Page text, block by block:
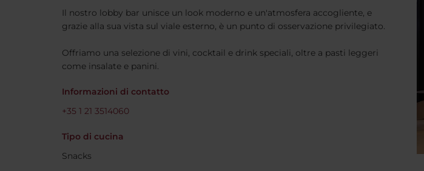
Il nostro lobby bar unisce un look moderno e un'atmosfera accogliente, e
grazie alla sua vista sul viale esterno, è un punto di osservazione privilegiato.
Offriamo una selezione di vini, cocktail e drink speciali, oltre a pasti leggeri
come insalate e panini.
Informazioni di contatto
+35 1 21 3514060
Tipo di cucina
Snacks